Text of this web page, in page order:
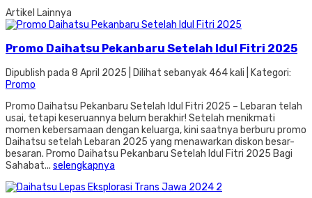
Artikel Lainnya
Promo Daihatsu Pekanbaru Setelah Idul Fitri 2025
Dipublish pada 8 April 2025 | Dilihat sebanyak 464 kali | Kategori:
Promo
Promo Daihatsu Pekanbaru Setelah Idul Fitri 2025 – Lebaran telah
usai, tetapi keseruannya belum berakhir! Setelah menikmati
momen kebersamaan dengan keluarga, kini saatnya berburu promo
Daihatsu setelah Lebaran 2025 yang menawarkan diskon besar-
besaran. Promo Daihatsu Pekanbaru Setelah Idul Fitri 2025 Bagi
Sahabat... selengkapnya